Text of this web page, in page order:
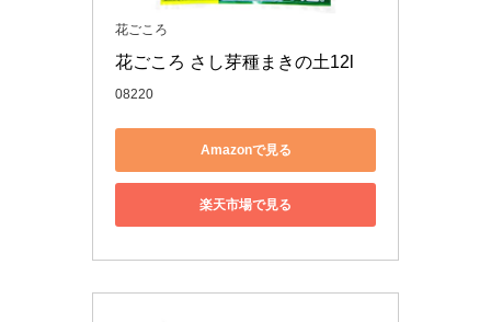
花ごころ
花ごころ さし芽種まきの土12l
08220
Amazonで見る
楽天市場で見る